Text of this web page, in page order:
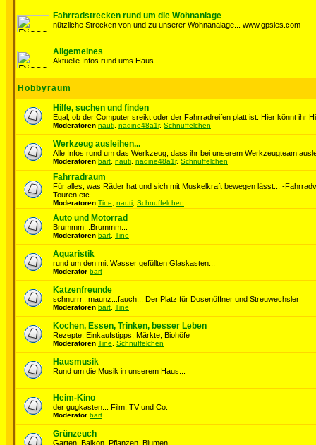
Fahrradstrecken rund um die Wohnanlage
nützliche Strecken von und zu unserer Wohnanalage... www.gpsies.com
Allgemeines
Aktuelle Infos rund ums Haus
Hobbyraum
Hilfe, suchen und finden
Egal, ob der Computer sreikt oder der Fahrradreifen platt ist: Hier könnt ihr
Moderatoren nauti nadine48a1r, Schnuffelchen
Werkzeug ausleihen...
Alle Infos rund um das Werkzeug, dass ihr bei unserem Werkzeugteam
Moderatoren bart nauti nadine48a1r, Schnuffelchen
Fahrradraum
Für alles, was Räder hat und sich mit Muskelkraft bewegen lässt... -
Touren etc.
Moderatoren Tine nauti Schnuffelchen
Auto und Motorrad
Brummm...Brummm...
Moderatoren bart Tine
Aquaristik
rund um den mit Wasser gefüllten Glaskasten...
Moderator bart
Katzenfreunde
schnurrr...maunz...fauch... Der Platz für Dosenöffner und Streuwechsler
Moderatoren bart Tine
Kochen, Essen, Trinken, besser Leben
Rezepte, Einkaufstipps, Märkte, Biohöfe
Moderatoren Tine Schnuffelchen
Hausmusik
Rund um die Musik in unserem Haus...
Heim-Kino
der gugkasten... Film, TV und Co.
Moderator bart
Grünzeuch
Garten, Balkon, Pflanzen, Blumen